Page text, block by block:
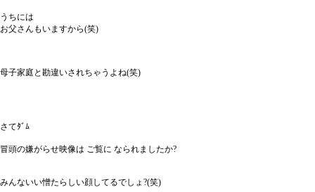
うちには
お父さんもいますから(笑)
母子家庭と勘違いされちゃうよね(笑)
さてﾀﾞﾑ
冒頭の嫌がらせ映像は ご覧に なられましたか?
みんないい憎たらしい顔してるでしょ?(笑)